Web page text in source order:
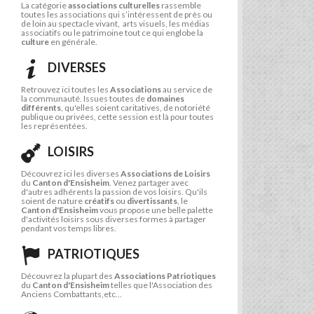
La catégorieassociations culturelles rassemble
toutes les associations qui s’intéressent de près ou
de loin au spectacle vivant, arts visuels, les médias
associatifs ou le patrimoine tout ce qui englobe la
culture en générale.
DIVERSES
Retrouvez ici toutes les Associationsau service de
la communauté. Issues toutes de domaines
différents, qu'elles soient caritatives, de notoriété
publique ou privées, cette session est là pour toutes
les représentées.
LOISIRS
Découvrez ici les diverses Associations de Loisirs
du Canton d'Ensisheim. Venez partager avec
d'autres adhérents la passion de vos loisirs. Qu'ils
soient de nature créatifs ou divertissants, le
Canton d'Ensisheimvous propose une belle palette
d'activités loisirs sous diverses formes à partager
pendant vos temps libres.
PATRIOTIQUES
Découvrez la plupart des Associations Patriotiques
du Canton d'Ensisheimtelles que l'Association des
Anciens Combattants,etc...